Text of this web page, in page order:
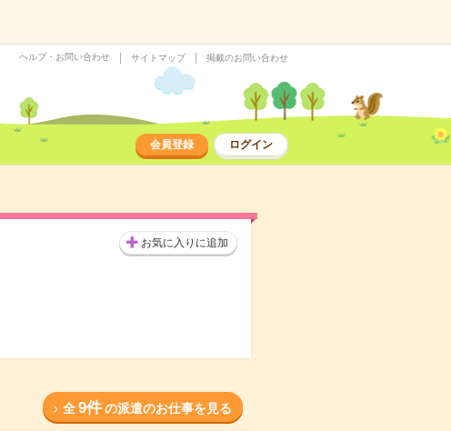
ヘルプ・お問い合わせ サイトマップ 掲載のお問い合わせ
会員登録 ログイン
お気に入りに追加
全 9件 の派遣のお仕事を見る